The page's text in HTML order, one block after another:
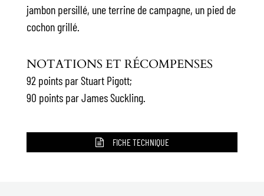
jambon persillé, une terrine de campagne, un pied de
cochon grillé.
NOTATIONS ET RÉCOMPENSES
92 points par Stuart Pigott;
90 points par James Suckling.
FICHE TECHNIQUE